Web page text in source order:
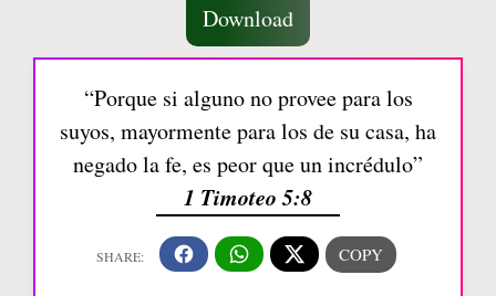
Download
“Porque si alguno no provee para los
suyos, mayormente para los de su casa, ha
negado la fe, es peor que un incrédulo”
1 Timoteo 5:8